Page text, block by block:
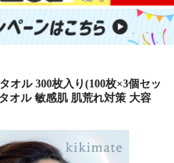
オル 300枚入り(100枚×3個セッ
オル 敏感肌 肌荒れ対策 大容